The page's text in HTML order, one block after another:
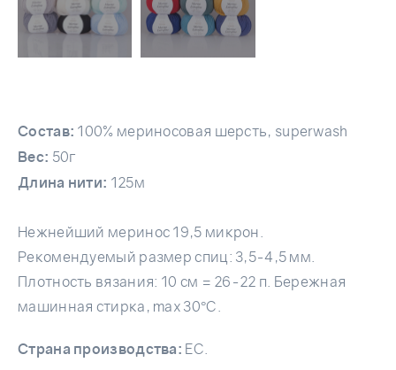
Состав: 100% мериносовая шерсть, superwash
Вес: 50г
Длина нити: 125м
Нежнейший меринос 19,5 микрон.
Рекомендуемый размер спиц: 3,5-4,5 мм.
Плотность вязания: 10 см = 26-22 п. Бережная
машинная стирка, max 30°C.
Страна производства: ЕС.